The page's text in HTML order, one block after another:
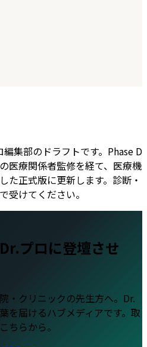
集部のドラフトです。Phase D
医療関係者監修を経て、医療機
た正式版に更新します。診断・
受けてください。
プロに登壇させ
・クリニックの先生方へ。Dr.
を届けるハブメディアです。取
ちらから。